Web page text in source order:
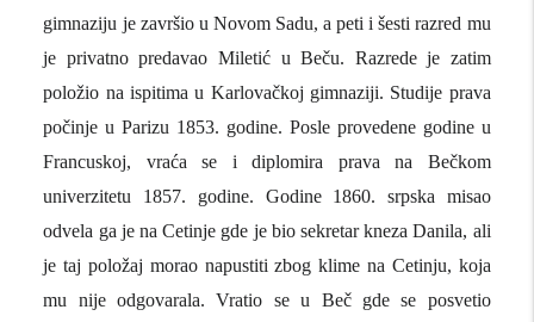
gimnaziju je završio u Novom Sadu, a peti i šesti razred mu
je privatno predavao Miletić u Beču. Razrede je zatim
položio na ispitima u Karlovačkoj gimnaziji. Studije prava
počinje u Parizu 1853. godine. Posle provedene godine u
Francuskoj, vraća se i diplomira prava na Bečkom
univerzitetu 1857. godine. Godine 1860. srpska misao
odvela ga je na Cetinje gde je bio sekretar kneza Danila, ali
je taj položaj morao napustiti zbog klime na Cetinju, koja
mu nije odgovarala. Vratio se u Beč gde se posvetio